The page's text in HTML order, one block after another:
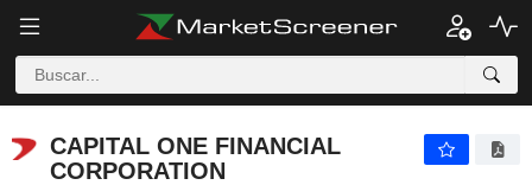
CAPITAL ONE FINANCIAL
CORPORATION